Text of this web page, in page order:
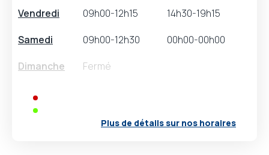
Vendredi
09h00-12h15
14h30-19h15
Samedi
09h00-12h30
00h00-00h00
Dimanche
Fermé
Plus de détails sur nos horaires